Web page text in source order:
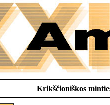
Krikščioniškos